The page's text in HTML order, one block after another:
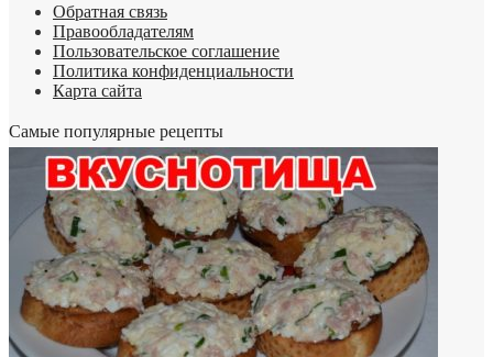
Обратная связь
Правообладателям
Пользовательское соглашение
Политика конфиденциальности
Карта сайта
Самые популярные рецепты